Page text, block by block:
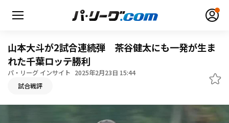
山本大斗が2試合連続弾 茶谷健太にも一発が生ま
れた千葉ロッテ勝利
パ・リーグ インサイト 2025年2月23日 15:44
試合戦評